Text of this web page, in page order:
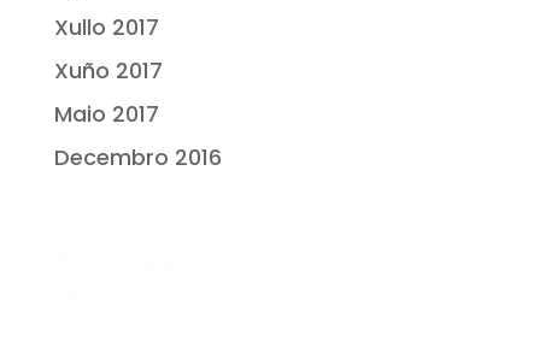
Xullo 2017
Xuño 2017
Maio 2017
Decembro 2016